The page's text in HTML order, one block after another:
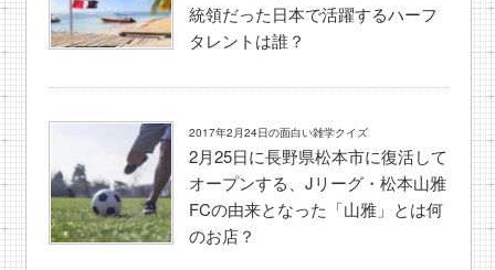
統領だった日本で活躍するハーフ
タレントは誰？
2017年2月24日の面白い雑学クイズ
2月25日に長野県松本市に復活して
オープンする、Jリーグ・松本山雅
FCの由来となった「山雅」とは何
のお店？